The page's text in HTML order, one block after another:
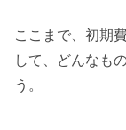
ここまで、初期
して、どんなも
う。